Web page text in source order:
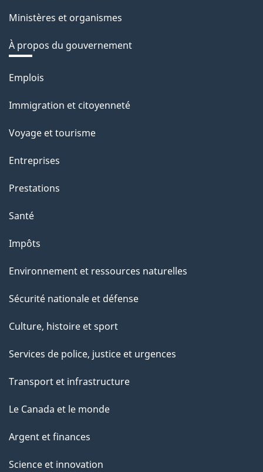
Ministères et organismes
À propos du gouvernement
Thèmes
sujets
Emplois
Immigration et citoyenneté
Voyage et tourisme
Entreprises
Prestations
Santé
Impôts
Environnement et ressources naturelles
Sécurité nationale et défense
Culture, histoire et sport
Services de police, justice et urgences
Transport et infrastructure
Le Canada et le monde
Argent et finances
Science et innovation